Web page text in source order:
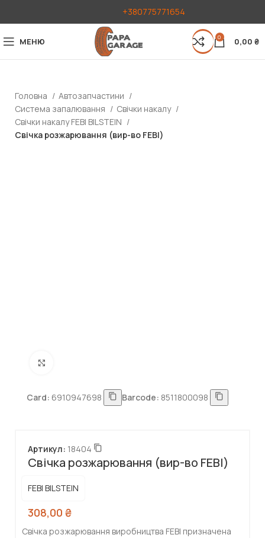
+380775771654
МЕНЮ 0 0,00 ₴
Головна
Автозапчастини
Система запалювання
Свічки накалу
Свічки накалу FEBI BILSTEIN
Свічка розжарювання (вир-во FEBI)
Card: 6910947698 Barcode: 8511800098
Свічка розжарювання (вир-во FEBI)
Артикул: 18404
FEBI BILSTEIN
308,00 ₴
Свічка розжарювання виробництва FEBI призначена